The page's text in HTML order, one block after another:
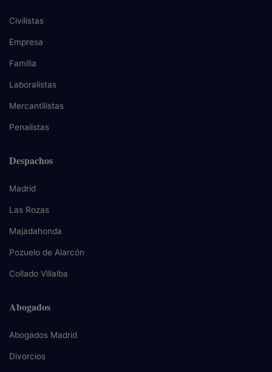
Civilistas
Empresa
Familia
Laboralistas
Mercantilistas
Penalistas
Despachos
Madrid
Las Rozas
Majadahonda
Pozuelo de Alarcón
Collado Villalba
Abogados
Abogados Madrid
Divorcios